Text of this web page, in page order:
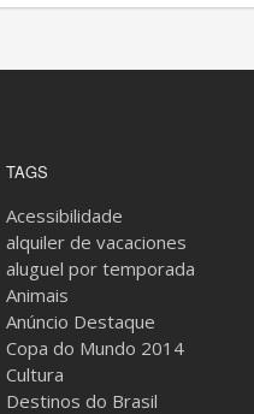
TAGS
Acessibilidade
alquiler de vacaciones
aluguel por temporada
Animais
Anúncio Destaque
Copa do Mundo 2014
Cultura
Destinos do Brasil